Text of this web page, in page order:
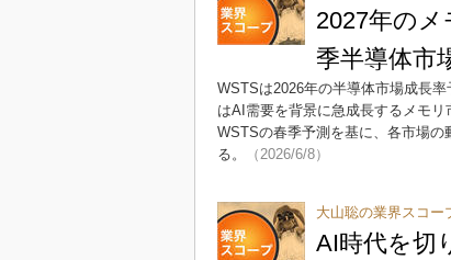
2027年の
季半導体市
WSTSは2026年の半導体市場成長
はAI需要を背景に急成長するメモ
WSTSの春季予測を基に、各市場
る。
（2026/6/8）
大山聡の業界スコー
AI時代を切